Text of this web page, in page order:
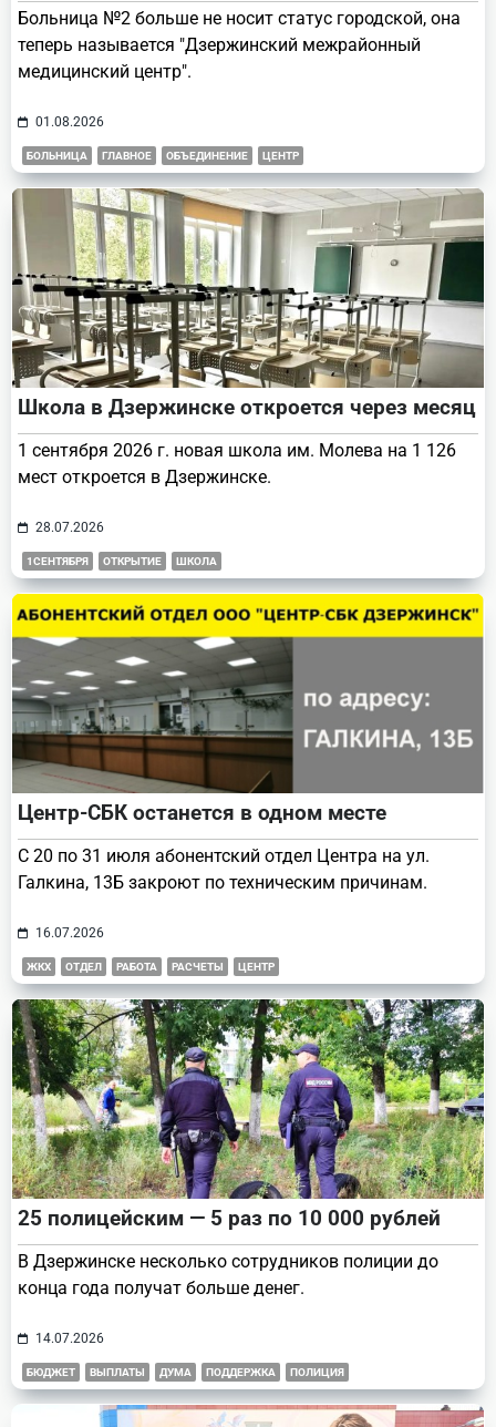
Больница №2 больше не носит статус городской, она
теперь называется "Дзержинский межрайонный
медицинский центр".
01.08.2026
БОЛЬНИЦА ГЛАВНОЕ ОБЪЕДИНЕНИЕ ЦЕНТР
Школа в Дзержинске откроется через месяц
1 сентября 2026 г. новая школа им. Молева на 1 126
мест откроется в Дзержинске.
28.07.2026
1СЕНТЯБРЯ ОТКРЫТИЕ ШКОЛА
Центр-СБК останется в одном месте
С 20 по 31 июля абонентский отдел Центра на ул.
Галкина, 13Б закроют по техническим причинам.
16.07.2026
ЖКХ ОТДЕЛ РАБОТА РАСЧЕТЫ ЦЕНТР
25 полицейским — 5 раз по 10 000 рублей
В Дзержинске несколько сотрудников полиции до
конца года получат больше денег.
14.07.2026
БЮДЖЕТ ВЫПЛАТЫ ДУМА ПОДДЕРЖКА ПОЛИЦИЯ